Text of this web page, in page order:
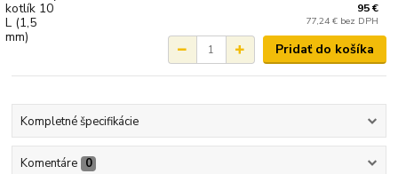
95 €
77,24 € bez DPH
Pridať do košíka
Kompletné špecifikácie
Komentáre 0